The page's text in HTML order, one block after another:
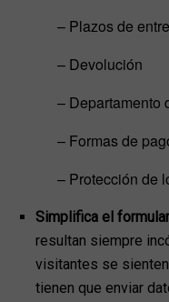
– Plazos de
– Devolución
– Departamento
– Formas de
– Protección de
Simplifica el
resultan siempre
visitantes se
tienen que enviar